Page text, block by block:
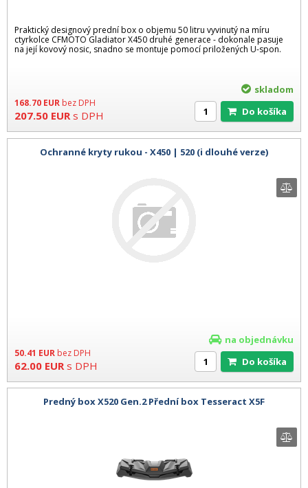
Praktický designový prední box o objemu 50 litru vyvinutý na míru
ctyrkolce CFMOTO Gladiator X450 druhé generace - dokonale pasuje
na její kovový nosic, snadno se montuje pomocí priložených U-spon.
168.70 EUR bez DPH
207.50 EUR s DPH
skladom
Do košíka
Ochranné kryty rukou - X450 | 520 (i dlouhé verze)
50.41 EUR bez DPH
62.00 EUR s DPH
na objednávku
Do košíka
Predný box X520 Gen.2 Přední box Tesseract X5F